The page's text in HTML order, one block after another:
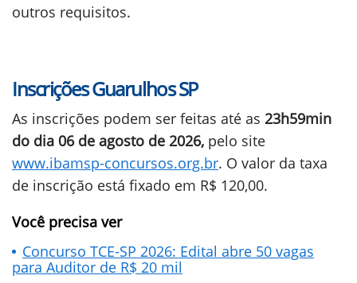
outros requisitos.
Inscrições Guarulhos SP
As inscrições podem ser feitas até as 23h59min
do dia 06 de agosto de 2026, pelo site
www.ibamsp-concursos.org.br. O valor da taxa
de inscrição está fixado em R$ 120,00.
Você precisa ver
Concurso TCE-SP 2026: Edital abre 50 vagas
para Auditor de R$ 20 mil